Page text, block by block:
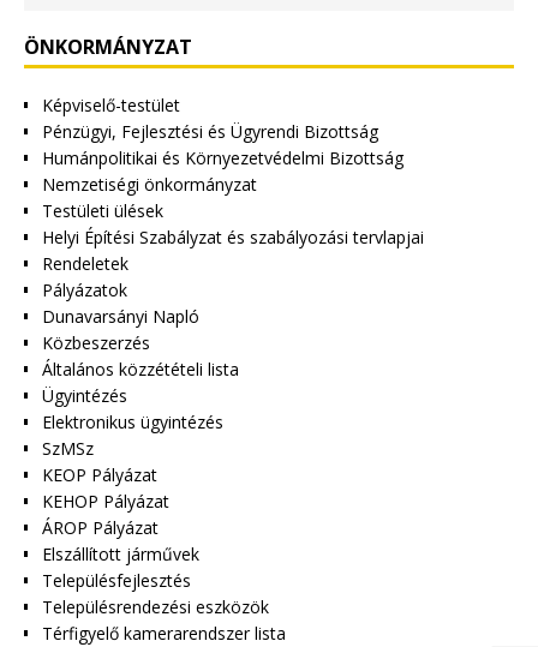
ÖNKORMÁNYZAT
Képviselő-testület
Pénzügyi, Fejlesztési és Ügyrendi Bizottság
Humánpolitikai és Környezetvédelmi Bizottság
Nemzetiségi önkormányzat
Testületi ülések
Helyi Építési Szabályzat és szabályozási tervlapjai
Rendeletek
Pályázatok
Dunavarsányi Napló
Közbeszerzés
Általános közzétételi lista
Ügyintézés
Elektronikus ügyintézés
SzMSz
KEOP Pályázat
KEHOP Pályázat
ÁROP Pályázat
Elszállított járművek
Településfejlesztés
Településrendezési eszközök
Térfigyelő kamerarendszer lista